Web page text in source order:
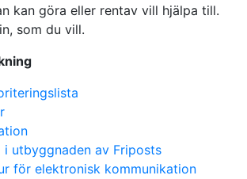
kan göra eller rentav vill hjälpa till.
som du vill.
i utbyggnaden av Friposts
för elektronisk kommunikation